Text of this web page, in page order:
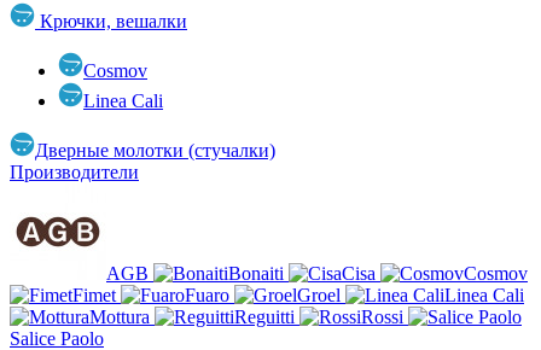
Крючки, вешалки
Cosmov
Linea Cali
Дверные молотки (стучалки)
Производители
AGB Bonaiti Cisa
Cosmov
Fimet
Fuaro Groel
Linea Cali
Mottura
Reguitti
Rossi
Salice Paolo